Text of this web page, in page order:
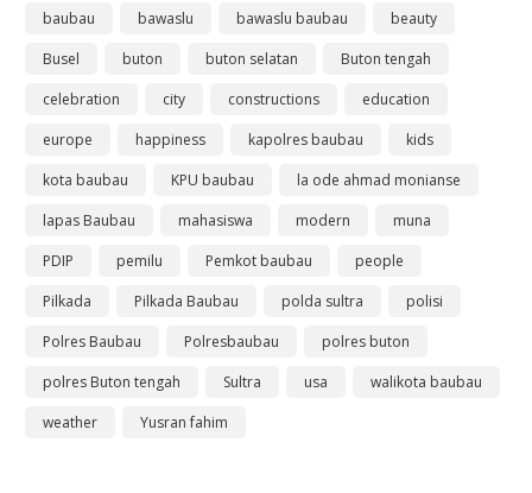
baubau
bawaslu bawaslu baubau
beauty
Busel
buton buton selatan
Buton tengah
celebration
city constructions
education
europe
happiness kapolres baubau
kids
kota baubau
KPU baubau
la ode ahmad monianse
lapas Baubau
mahasiswa modern
muna
PDIP
pemilu Pemkot baubau
people
Pilkada
Pilkada Baubau polda sultra
polisi
Polres Baubau
Polresbaubau
polres buton
polres Buton tengah
Sultra usa
walikota baubau
weather
Yusran fahim